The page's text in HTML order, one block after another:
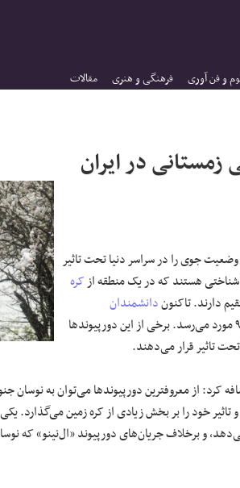
و فن آوری فرهنگی و هنری مقالات
زمستانی در ایران
وضعیت جوی را در سراسر دنیا تحت تاثیر
هستند که در یک منطقه ازکره
دارند. تاکنوندانشمندان
دورپیوند‌های زیادی را کشف کرده‌اند که تعداد آن‌ها به بیش از ۹۰ مورد می‌رسد. برخی از این دورپیوند‌ها
تاثیر قرار می‌دهند.
تاثیر خود را بر بخش زیادی از کره زمین می‌گذارد.
و برخلاف جریان‌های دورپیوند «ال‌نینو» که